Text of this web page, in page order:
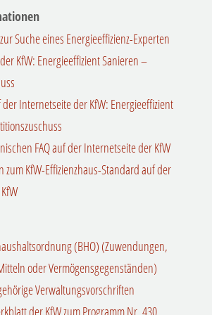
Suche eines Energieeffizienz-Experten
KfW: Energieeffizient Sanieren –
Internetseite der KfW: Energieeffizient
FAQ auf der Internetseite der KfW
zum KfW-Effizienzhaus-Standard auf der
(BHO) (Zuwendungen,
oder Vermögensgegenständen)
Verwaltungsvorschriften
der KfW zum Programm Nr. 430